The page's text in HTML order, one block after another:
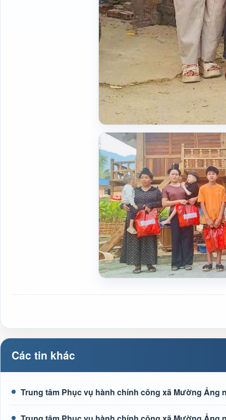
Các tin khác
Trung tâm Phục vụ hành chính công xã Mường Ảng